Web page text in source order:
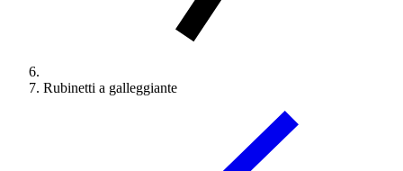
Rubinetti a galleggiante